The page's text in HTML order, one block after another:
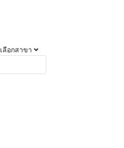
เลือกสาขา